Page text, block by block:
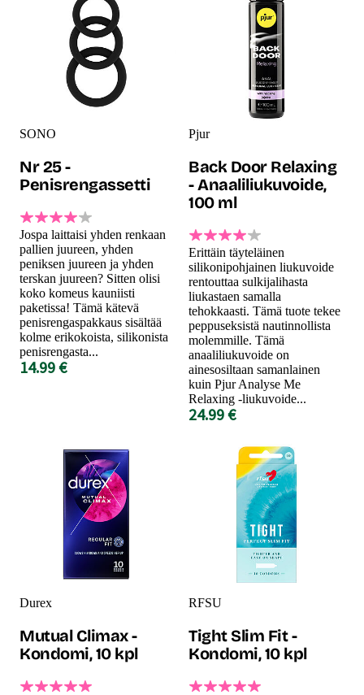
SONO
Nr 25 -
Penisrengassetti
Jospa laittaisi yhden renkaan
pallien juureen, yhden
peniksen juureen ja yhden
terskan juureen? Sitten olisi
koko komeus kauniisti
paketissa! Tämä kätevä
penisrengaspakkaus sisältää
kolme erikokoista, silikonista
penisrengasta...
14.99 €
Pjur
Back Door Relaxing
- Anaaliliukuvoide,
100 ml
Erittäin täyteläinen
silikonipohjainen liukuvoide
rentouttaa sulkijalihasta
liukastaen samalla
tehokkaasti. Tämä tuote tekee
peppuseksistä nautinnollista
molemmille. Tämä
anaaliliukuvoide on
ainesosiltaan samanlainen
kuin Pjur Analyse Me
Relaxing -liukuvoide...
24.99 €
Durex
Mutual Climax -
Kondomi, 10 kpl
RFSU
Tight Slim Fit -
Kondomi, 10 kpl